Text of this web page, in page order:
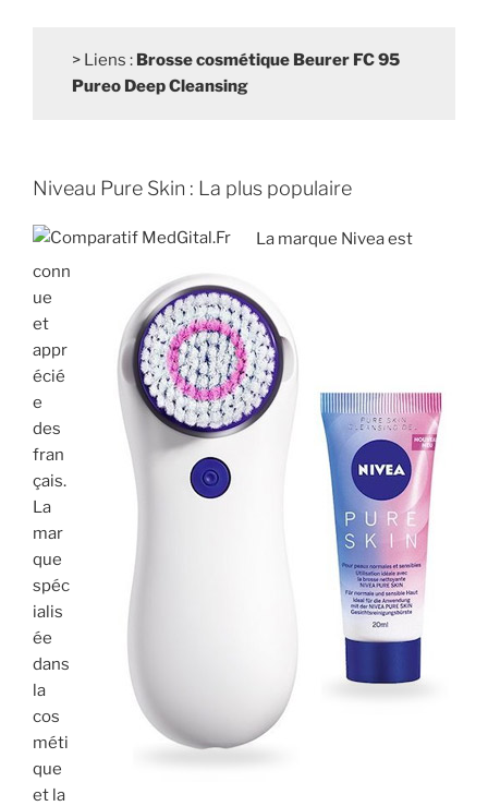
> Liens : Brosse cosmétique Beurer FC 95
Pureo Deep Cleansing
Niveau Pure Skin : La plus populaire
La marque Nivea est
conn
ue
et
appr
écié
e
des
fran
çais.
La
mar
que
spéc
ialis
ée
dans
la
cos
méti
que
et la